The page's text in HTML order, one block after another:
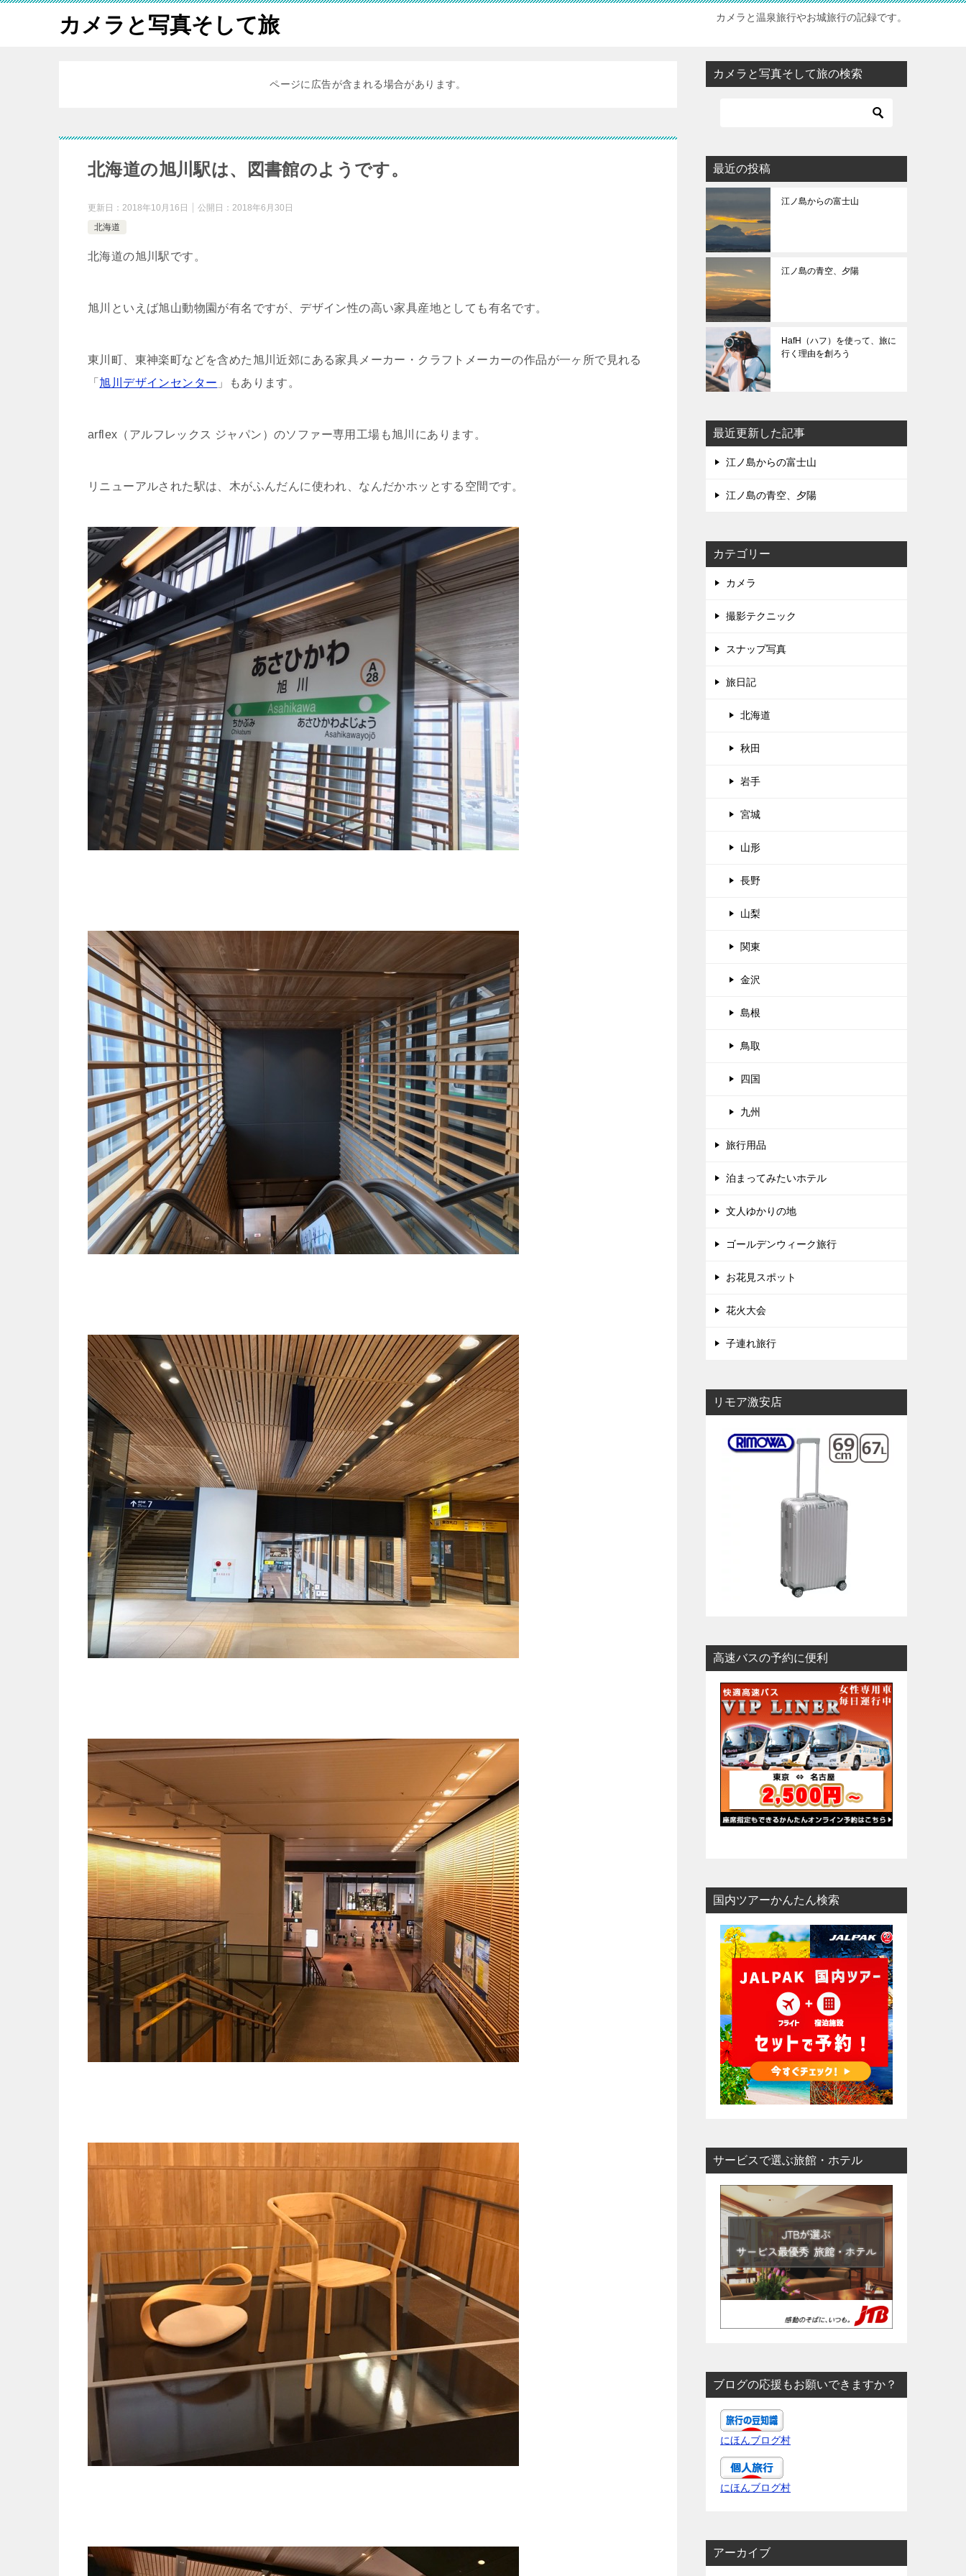
カメラと写真そして旅 カメラと温泉旅行やお城旅行の記録です。
ページに広告が含まれる場合があります。
北海道の旭川駅は、図書館のようです。
更新日： 2018年10月16日 公開日： 2018年6月30日
北海道
北海道の旭川駅です。
旭川といえば旭山動物園が有名ですが、デザイン性の高い家具産地としても有名です。
東川町、東神楽町などを含めた旭川近郊にある家具メーカー・クラフトメーカーの作品が一ヶ所で見れる
「 旭川デザインセンター 」もあります。
arflex（アルフレックス ジャパン）のソファー専用工場も旭川にあります。
リニューアルされた駅は、木がふんだんに使われ、なんだかホッとする空間です。
カメラと写真そして旅の検索
最近の投稿
江ノ島からの富士山
江ノ島の青空、夕陽
HafH（ハフ）を使って、旅に
行く理由を創ろう
最近更新した記事
江ノ島からの富士山
江ノ島の青空、夕陽
カテゴリー
カメラ
撮影テクニック
スナップ写真
旅日記
北海道
秋田
岩手
宮城
山形
長野
山梨
関東
金沢
島根
鳥取
四国
九州
旅行用品
泊まってみたいホテル
文人ゆかりの地
ゴールデンウィーク旅行
お花見スポット
花火大会
子連れ旅行
リモア激安店
高速バスの予約に便利
国内ツアーかんたん検索
サービスで選ぶ旅館・ホテル
ブログの応援もお願いできますか？
にほんブログ村
にほんブログ村
アーカイブ